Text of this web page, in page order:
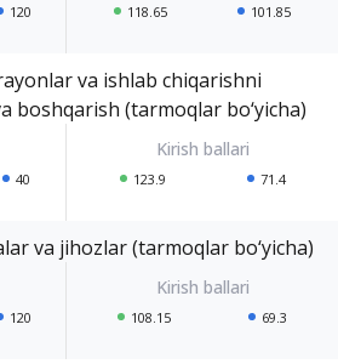
120 118.65 101.85
va ishlab chiqarishni
boshqarish (tarmoqlar bo‘yicha)
40 123.9 71.4
va jihozlar (tarmoqlar bo‘yicha)
120 108.15 69.3